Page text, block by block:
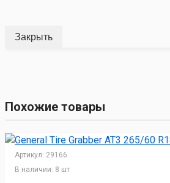
Закрыть
Похожие товары
Артикул: 29166
В наличии: 8 шт